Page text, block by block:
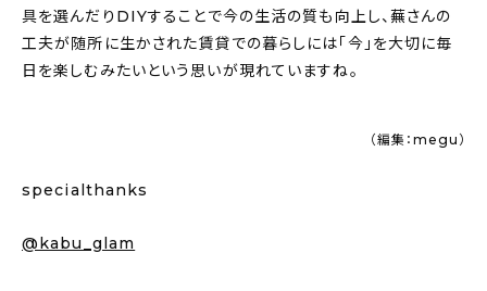
具を選んだりDIYすることで今の生活の質も向上し、蕪さんの
工夫が随所に生かされた賃貸での暮らしには「今」を大切に毎
日を楽しむみたいという思いが現れていますね。
（編集：megu）
specialthanks
@kabu_glam